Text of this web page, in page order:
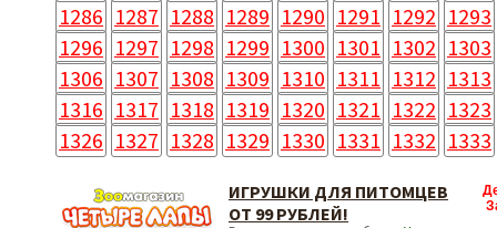
1286 1287 1288 1289 1290 1291 1292 1293
1296 1297 1298 1299 1300 1301 1302 1303
1306 1307 1308 1309 1310 1311 1312 1313
1316 1317 1318 1319 1320 1321 1322 1323
1326 1327 1328 1329 1330 1331 1332 1333
ИГРУШКИ ДЛЯ ПИТОМЦЕВ
ОТ 99 РУБЛЕЙ!